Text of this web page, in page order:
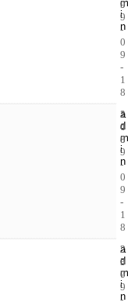
m
i
n
9
0
9
-
0
9
-
1
8
a
d
m
i
n
1
4
8
2
0
0
9
-
0
9
-
1
8
a
d
m
i
n
2
3
7
2
0
0
9
-